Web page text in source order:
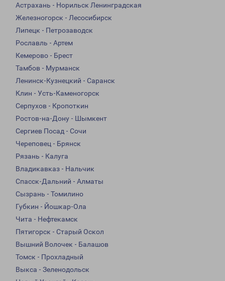
Астрахань - Норильск Ленинградская
Железногорск - Лесосибирск
Липецк - Петрозаводск
Рославль - Артем
Кемерово - Брест
Тамбов - Мурманск
Ленинск-Кузнецкий - Саранск
Клин - Усть-Каменогорск
Серпухов - Кропоткин
Ростов-на-Дону - Шымкент
Сергиев Посад - Сочи
Череповец - Брянск
Рязань - Калуга
Владикавказ - Нальчик
Спасск-Дальний - Алматы
Сызрань - Томилино
Губкин - Йошкар-Ола
Чита - Нефтекамск
Пятигорск - Старый Оскол
Вышний Волочек - Балашов
Томск - Прохладный
Выкса - Зеленодольск